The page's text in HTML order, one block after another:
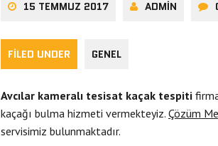
15 TEMMUZ 2017 ADMIN
FILED UNDER GENEL
Avcılar kameralı tesisat kaçak tespiti
kaçağı bulma hizmeti vermekteyiz. Çözüm
servisimiz bulunmaktadır.